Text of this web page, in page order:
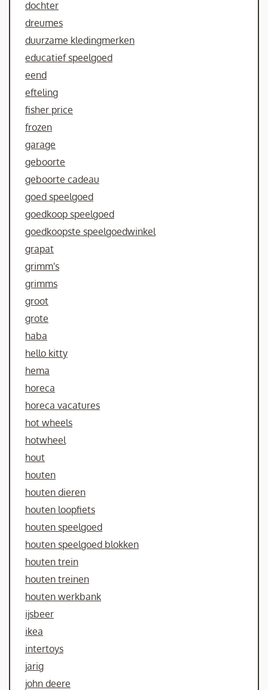
dochter
dreumes
duurzame kledingmerken
educatief speelgoed
eend
efteling
fisher price
frozen
garage
geboorte
geboorte cadeau
goed speelgoed
goedkoop speelgoed
goedkoopste speelgoedwinkel
grapat
grimm's
grimms
groot
grote
haba
hello kitty
hema
horeca
horeca vacatures
hot wheels
hotwheel
hout
houten
houten dieren
houten loopfiets
houten speelgoed
houten speelgoed blokken
houten trein
houten treinen
houten werkbank
ijsbeer
ikea
intertoys
jarig
john deere